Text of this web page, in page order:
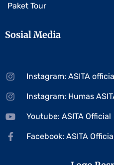
Paket Tour
Sosial Media
Instagram: ASITA
Instagram: Humas
Youtube: ASITA Official
Facebook: ASITA